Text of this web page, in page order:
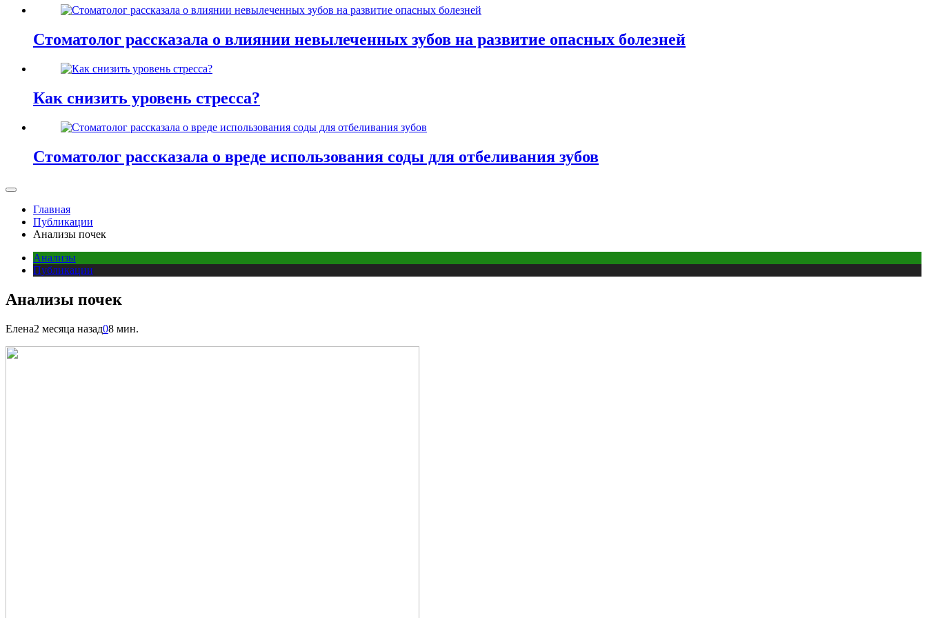
Стоматолог рассказала о влиянии невылеченных зубов на развитие опасных болезней
Как снизить уровень стресса?
Стоматолог рассказала о вреде использования соды для отбеливания зубов
Главная
Публикации
Анализы почек
Анализы
Публикации
Анализы почек
Елена2 месяца назад08 мин.